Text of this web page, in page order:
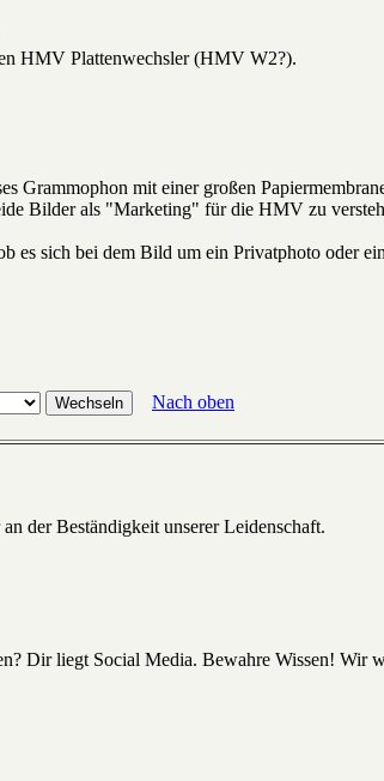
HMV Plattenwechsler (HMV W2?).
Grammophon mit einer großen
Bilder als "Marketing" für die HMV zu
es sich bei dem Bild um ein Privatphoto oder
Nach oben
der Beständigkeit unserer Leidenschaft.
Dir liegt Social Media. Bewahre Wissen! Wir